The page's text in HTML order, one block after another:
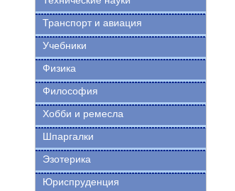
Транспорт и авиация
Учебники
Физика
Философия
Хобби и ремесла
Шпаргалки
Эзотерика
Юриспруденция